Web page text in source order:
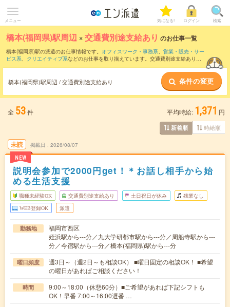
メニュー 気になる! ログイン 検索
橋本(福岡県)駅周辺 ×交通費別途支給あり のお仕事一覧
橋本(福岡県)駅の派遣のお仕事情報です。 オフィスワーク・事務系、 営業・販売・サー
ビス系、 クリエイティブ系などのお仕事を取り揃えています。交通費別途支給ありの
橋本(福岡県)駅周辺 / 交通費別途支給あり 条件の変更
全 53件 平均時給: 1,371 円
新着順 時給順
未読
NEW
掲載日 2026/08/07
説明会参加で2000円get！＊お話し相手から始
める生活支援
職種未経験OK 交通費別途支給あり 土日祝日が休み 残業なし
WEB登録OK 派遣
勤務地
福岡市西区
姪浜駅から---分／九大学研都市駅から---分／周船寺駅から---
分／今宿駅から---分／橋本(福岡県)駅から---分
曜日頻度
週3日～（週2日～も相談OK） ■曜日固定の相談OK！ ■希望
の曜日があればご相談ください！
時間
9:00～18:00（休憩60分）■ご希望があれば下記シフトも
OK！早番 7:00～16:00遅番 …